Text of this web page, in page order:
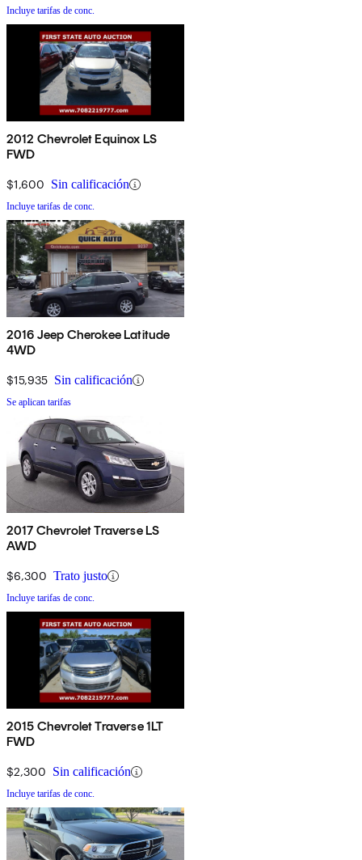
Incluye tarifas de conc.
2012 Chevrolet Equinox LS
FWD
$1,600 Sin calificación
Incluye tarifas de conc.
2016 Jeep Cherokee Latitude
4WD
$15,935 Sin calificación
Se aplican tarifas
2017 Chevrolet Traverse LS
AWD
$6,300 Trato justo
Incluye tarifas de conc.
2015 Chevrolet Traverse 1LT
FWD
$2,300 Sin calificación
Incluye tarifas de conc.